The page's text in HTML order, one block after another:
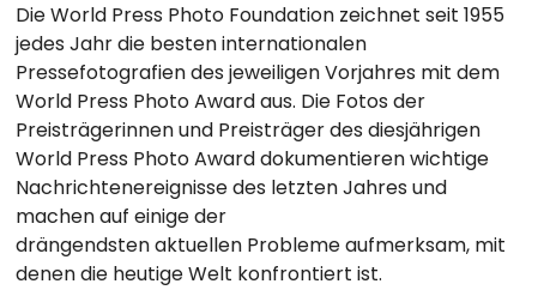
Die World Press Photo Foundation zeichnet seit 1955
jedes Jahr die besten internationalen
Pressefotografien des jeweiligen Vorjahres mit dem
World Press Photo Award aus. Die Fotos der
Preisträgerinnen und Preisträger des diesjährigen
World Press Photo Award dokumentieren wichtige
Nachrichtenereignisse des letzten Jahres und
machen auf einige der
drängendsten aktuellen Probleme aufmerksam, mit
denen die heutige Welt konfrontiert ist.